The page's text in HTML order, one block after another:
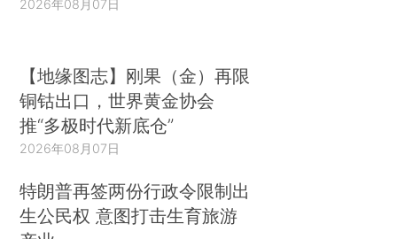
2026年08月07日
【地缘图志】刚果（金）再限
铜钴出口，世界黄金协会
推“多极时代新底仓”
2026年08月07日
特朗普再签两份行政令限制出
生公民权 意图打击生育旅游